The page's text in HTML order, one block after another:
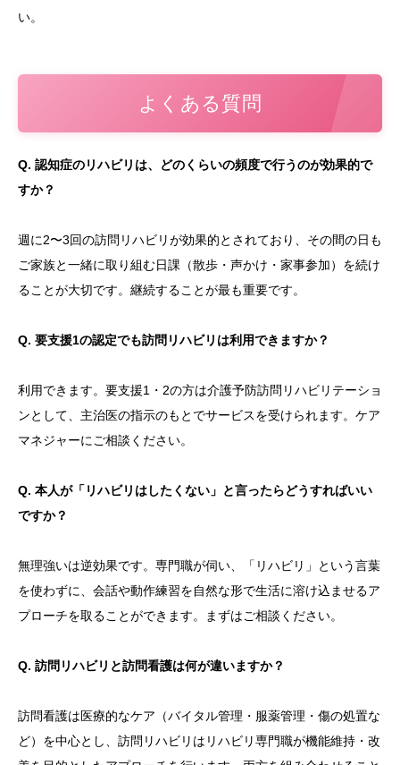
い。
よくある質問
Q. 認知症のリハビリは、どのくらいの頻度で行うのが効果的で
すか？
週に2〜3回の訪問リハビリが効果的とされており、その間の日も
ご家族と一緒に取り組む日課（散歩・声かけ・家事参加）を続け
ることが大切です。継続することが最も重要です。
Q. 要支援1の認定でも訪問リハビリは利用できますか？
利用できます。要支援1・2の方は介護予防訪問リハビリテーショ
ンとして、主治医の指示のもとでサービスを受けられます。ケア
マネジャーにご相談ください。
Q. 本人が「リハビリはしたくない」と言ったらどうすればいい
ですか？
無理強いは逆効果です。専門職が伺い、「リハビリ」という言葉
を使わずに、会話や動作練習を自然な形で生活に溶け込ませるア
プローチを取ることができます。まずはご相談ください。
Q. 訪問リハビリと訪問看護は何が違いますか？
訪問看護は医療的なケア（バイタル管理・服薬管理・傷の処置な
ど）を中心とし、訪問リハビリはリハビリ専門職が機能維持・改